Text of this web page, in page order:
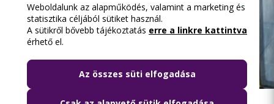
Weboldalunk az alapműködés, valamint a marketing és
statisztika céljából sütiket használ.
A sütikről bővebb tájékoztatás erre a linkre kattintva
érhető el.
Az összes süti elfogadása